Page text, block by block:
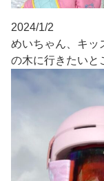
2024/1/2
めいちゃん、キッ
の木に行きたいと